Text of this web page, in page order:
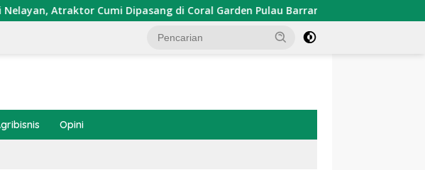
Atraktor Cumi Dipasang di Coral Garden Pulau Barrang Caddi
Opini